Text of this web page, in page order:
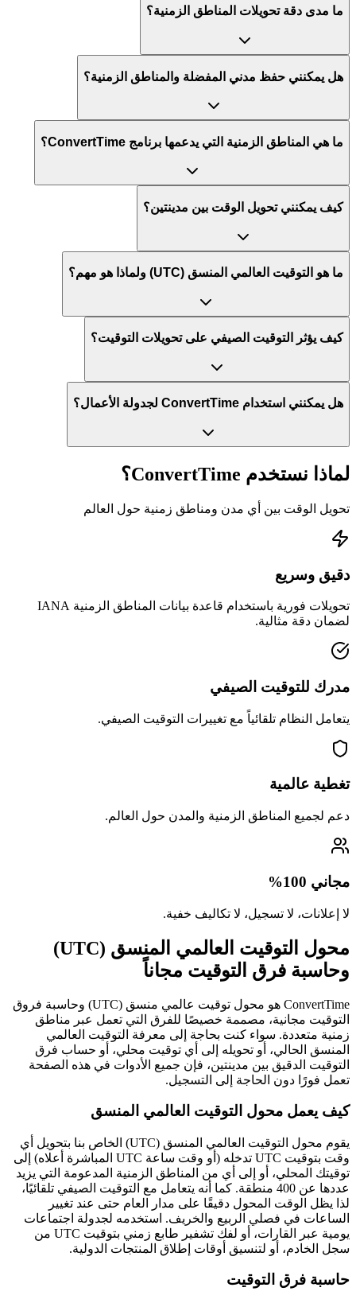
ما مدى دقة تحويلات المناطق الزمنية؟
هل يمكنني حفظ مدني المفضلة والمناطق الزمنية؟
ما هي المناطق الزمنية التي يدعمها برنامج ConvertTime؟
كيف يمكنني تحويل الوقت بين مدينتين؟
ما هو التوقيت العالمي المنسق (UTC) ولماذا هو مهم؟
كيف يؤثر التوقيت الصيفي على تحويلات التوقيت؟
هل يمكنني استخدام ConvertTime لجدولة الأعمال؟
لماذا نستخدم ConvertTime؟
تحويل الوقت بين أي مدن ومناطق زمنية حول العالم
دقيق وسريع
تحويلات فورية باستخدام قاعدة بيانات المناطق الزمنية IANA
لضمان دقة مثالية.
مدرك للتوقيت الصيفي
يتعامل النظام تلقائياً مع تغييرات التوقيت الصيفي.
تغطية عالمية
دعم لجميع المناطق الزمنية والمدن حول العالم.
مجاني 100%
لا إعلانات، لا تسجيل، لا تكاليف خفية.
محول التوقيت العالمي المنسق (UTC)
وحاسبة فرق التوقيت مجاناً
ConvertTime هو محول توقيت عالمي منسق (UTC) وحاسبة فروق
التوقيت مجانية، مصممة خصيصًا للفرق التي تعمل عبر مناطق
زمنية متعددة. سواء كنت بحاجة إلى معرفة التوقيت العالمي
المنسق الحالي، أو تحويله إلى أي توقيت محلي، أو حساب فرق
التوقيت الدقيق بين مدينتين، فإن جميع الأدوات في هذه الصفحة
تعمل فورًا دون الحاجة إلى التسجيل.
كيف يعمل محول التوقيت العالمي المنسق
يقوم محول التوقيت العالمي المنسق (UTC) الخاص بنا بتحويل أي
وقت بتوقيت UTC تدخله (أو وقت ساعة UTC المباشرة أعلاه) إلى
توقيتك المحلي، أو إلى أي من المناطق الزمنية المدعومة التي يزيد
عددها عن 400 منطقة. كما أنه يتعامل مع التوقيت الصيفي تلقائيًا،
لذا يظل الوقت المحول دقيقًا على مدار العام حتى عند تغيير
الساعات في فصلي الربيع والخريف. استخدمه لجدولة اجتماعات
يومية عبر القارات، أو لفك تشفير طابع زمني بتوقيت UTC من
سجل الخادم، أو لتنسيق أوقات إطلاق المنتجات الدولية.
حاسبة فرق التوقيت